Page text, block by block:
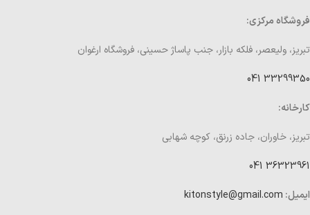
فروشگاه مرکزی:
تبریز، ولیعصر، فلکه بازار، جنب پاساژ حسینی، فروشگاه ارغوان
33299350 041
کارخانه:
تبریز، خاوران، جاده زرنق، کوچه شهابی
36323961 041
ایمیل: kitonstyle@gmail.com